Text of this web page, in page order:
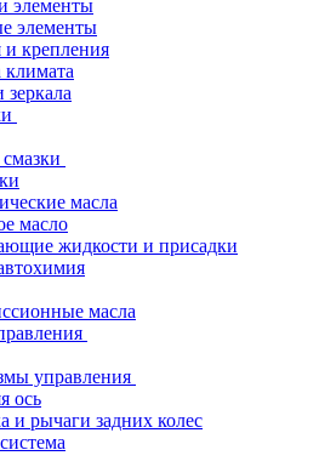
элементы
элементы
и крепления
зеркала
масла
масло
жидкости и присадки
масла
управления
ось
и рычаги задних колес